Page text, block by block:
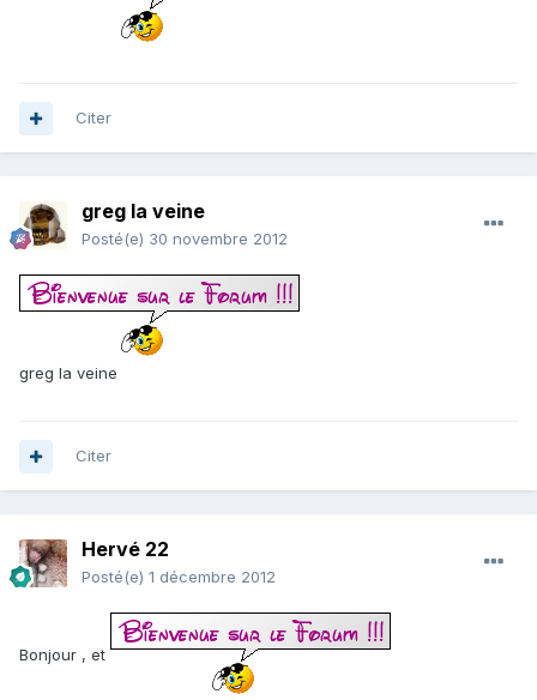
Citer
greg la veine
Posté(e) 30 novembre 2012
greg la veine
Citer
Hervé 22
Posté(e) 1 décembre 2012
Bonjour , et